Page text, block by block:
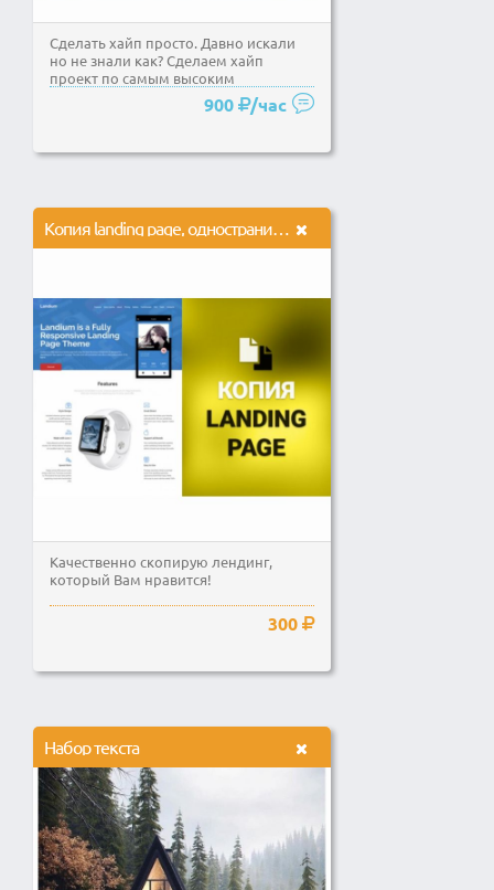
Сделать хайп просто. Давно искали
но не знали как? Сделаем хайп
проект по самым высоким
стандартам. Хотите купить...
900 /час
Качественно скопирую лендинг,
который Вам нравится!
300
Набор текста